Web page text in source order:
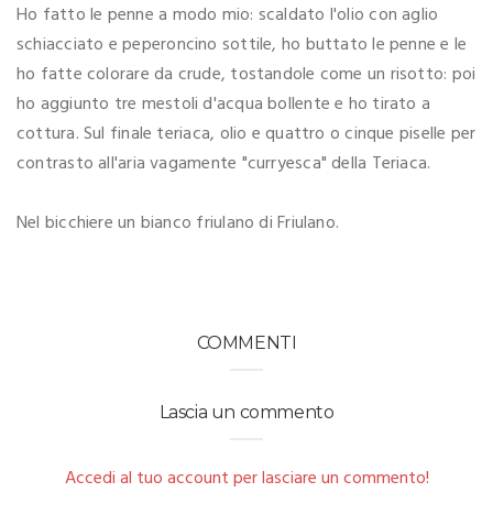
Ho fatto le penne a modo mio: scaldato l'olio con aglio
schiacciato e peperoncino sottile, ho buttato le penne e le
ho fatte colorare da crude, tostandole come un risotto: poi
ho aggiunto tre mestoli d'acqua bollente e ho tirato a
cottura. Sul finale teriaca, olio e quattro o cinque piselle per
contrasto all'aria vagamente "curryesca" della Teriaca.
Nel bicchiere un bianco friulano di Friulano.
COMMENTI
Lascia un commento
Accedi al tuo account per lasciare un commento!